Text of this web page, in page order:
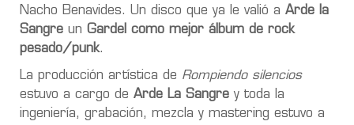
Nacho Benavides. Un disco que ya le valió a Arde la
Sangre un Gardel como mejor álbum de rock
pesado/punk.
La producción artística de Rompiendo silencios
estuvo a cargo de Arde La Sangre y toda la
ingeniería, grabación, mezcla y mastering estuvo a